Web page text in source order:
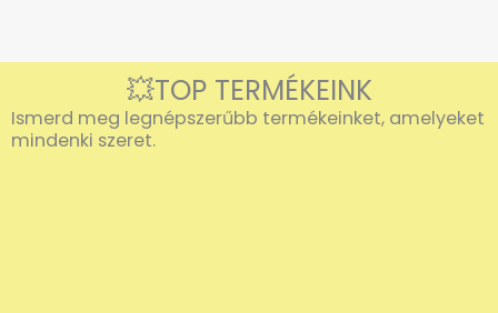
💥TOP TERMÉKEINK
Ismerd meg legnépszerűbb termékeinket, amelyeket
mindenki szeret.